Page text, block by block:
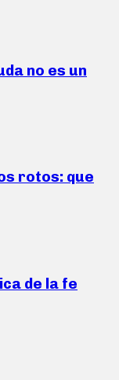
no es un
rotos: que
de la fe